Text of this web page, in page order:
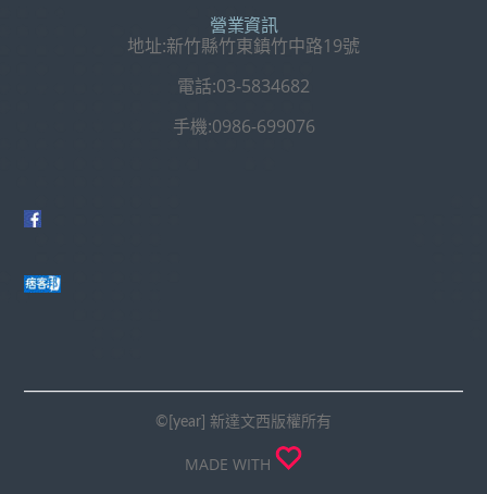
營業資訊
地址:新竹縣竹東鎮竹中路19號
電話:03-5834682
手機:0986-699076
©[year] 新達文西版權所有
MADE WITH